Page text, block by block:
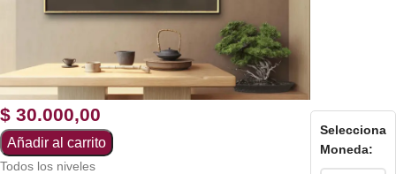
$ 30.000,00
Añadir al carrito
Todos los niveles
Selecciona
Moneda: